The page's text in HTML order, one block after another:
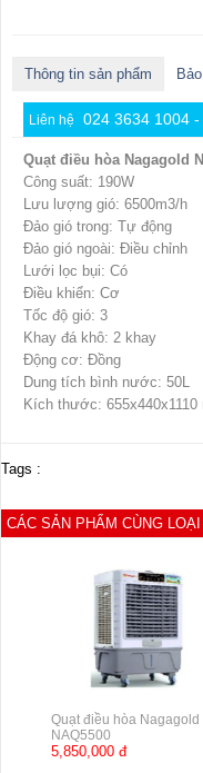
Thông tin sản phẩm
Liên hệ 024 3634 1004
Quạt điều hòa Nagagold
Công suất: 190W
Lưu lượng gió: 6500m3/h
Đảo gió trong: Tự động
Đảo gió ngoài: Điều chỉnh
Lưới lọc bụi: Có
Điều khiển: Cơ
Tốc độ gió: 3
Khay đá khô: 2 khay
Động cơ: Đồng
Dung tích bình nước: 50L
Kích thước: 655x440x1110
Tags :
CÁC SẢN PHẨM CÙNG LOẠI
Quạt điều hòa Nagagold
NAQ5500
5,850,000 đ